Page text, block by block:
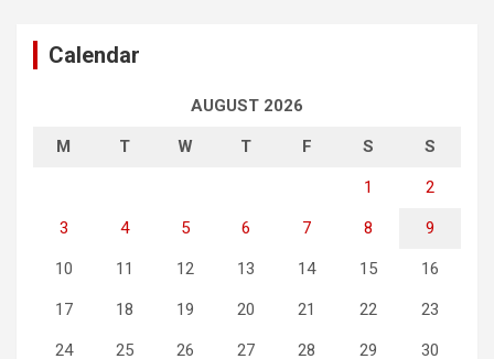
Calendar
AUGUST 2026
M T W T F S S
1 2
3 4 5 6 7 8 9
10 11 12 13 14 15 16
17 18 19 20 21 22 23
24 25 26 27 28 29 30